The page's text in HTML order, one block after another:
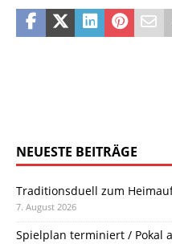
NEUESTE BEITRÄGE
Traditionsduell zum
7. August 2026
Spielplan terminiert / Pokal